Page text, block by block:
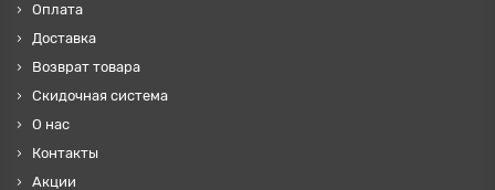
Оплата
Доставка
Возврат товара
Скидочная система
О нас
Контакты
Акции